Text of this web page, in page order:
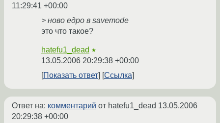
11:29:41 +00:00
> ново едро в savemode
это что такое?
hatefu1_dead ★
13.05.2006 20:29:38 +00:00
Показать ответ
Ссылка
Ответ на: комментарий от hatefu1_dead 13.05.2006
20:29:38 +00:00